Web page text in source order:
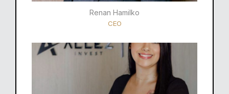
Renan Hamilko​
CEO